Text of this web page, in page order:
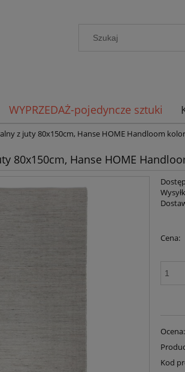
WYPRZEDAŻ-pojedyncze sztuki
z juty 80x150cm, Hanse HOME Handloom
80x150cm, Hanse HOME
Cena:
Ocena:
Kod